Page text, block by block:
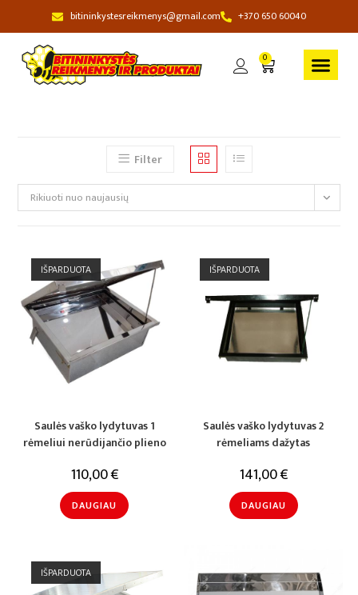
bitininkystesreikmenys@gmail.com +370 650 60040
0
Filter
Rikiuoti nuo naujausių
IŠPARDUOTA
Saulės vaško lydytuvas 1
rėmeliui nerūdijančio plieno
110,00€
DAUGIAU
IŠPARDUOTA
Saulės vaško lydytuvas 2
rėmeliams dažytas
141,00€
DAUGIAU
IŠPARDUOTA